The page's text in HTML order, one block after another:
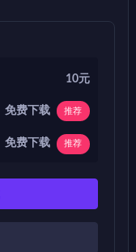
10元
免费下载 推荐
免费下载 推荐